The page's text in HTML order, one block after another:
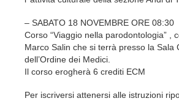
– SABATO 18 NOVEMBRE ORE 08:30
Corso “Viaggio nella parodontologia” ,
Marco Salin che si terrà presso la Sala
dell’Ordine dei Medici.
Il corso erogherà 6 crediti ECM
Per iscriversi attenersi alle istruzioni